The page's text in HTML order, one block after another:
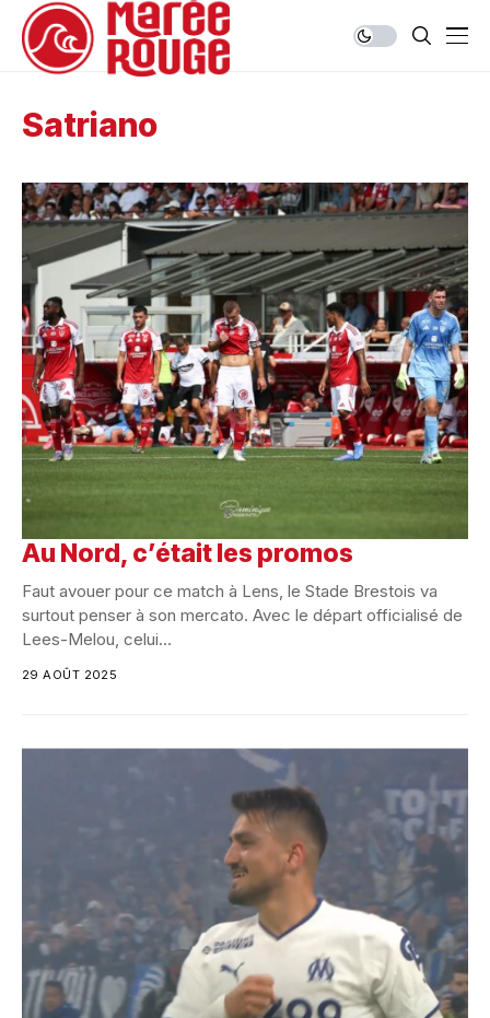
Satriano
Au Nord, c’était les promos
Faut avouer pour ce match à Lens, le Stade Brestois va
surtout penser à son mercato. Avec le départ officialisé de
Lees-Melou, celui...
29 AOÛT 2025